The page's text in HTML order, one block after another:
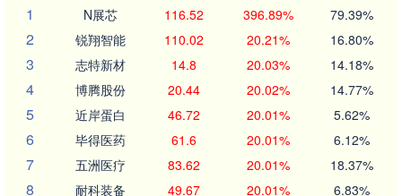
1
N展芯 116.52 396.89% 79.39%
2 锐翔智能 110.02 20.21% 16.80%
3 志特新材 14.8 20.03% 14.18%
4 博腾股份 20.44 20.02% 14.77%
5 近岸蛋白 46.72 20.01% 5.62%
6 毕得医药 61.6 20.01% 6.12%
7 五洲医疗 83.62 20.01% 18.37%
8 耐科装备 49.67 20.01% 6.83%